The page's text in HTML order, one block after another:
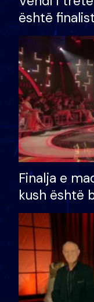
është
Finalja e
kush është
shtëpinë
të fituar